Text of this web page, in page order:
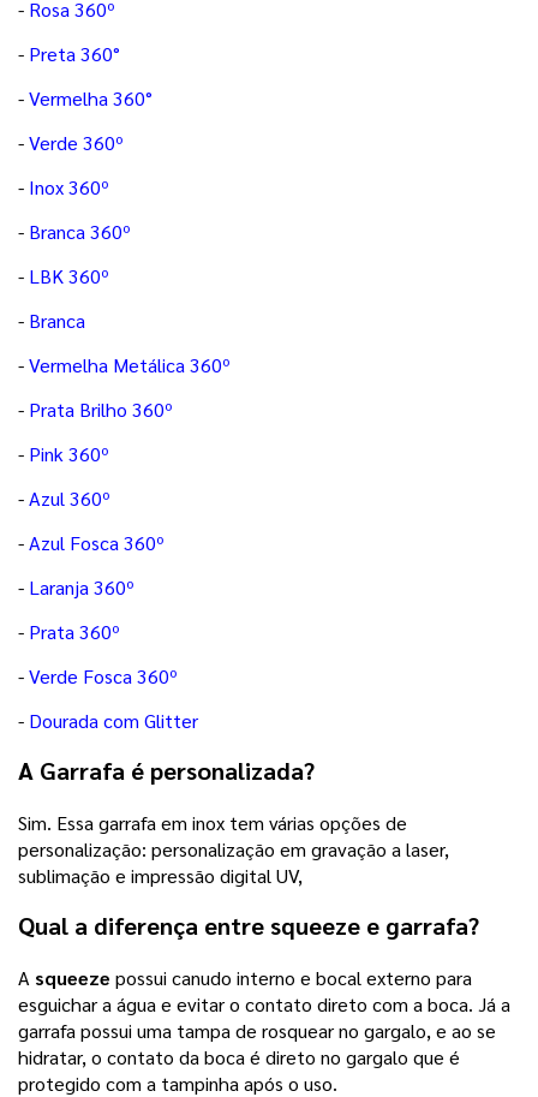
- Rosa 360º
- Preta 360°
-Vermelha 360°
-Verde 360º
- Inox 360º
- Branca 360º
- LBK 360º
- Branca
-Vermelha Metálica 360º
- Prata Brilho 360º
- Pink 360º
-Azul 360º
-Azul Fosca 360º
- Laranja 360º
- Prata 360º
-Verde Fosca 360º
- Dourada com Glitter
A Garrafa é personalizada?
Sim. Essa garrafa em inox tem várias opções de
personalização: personalização em gravação a laser,
sublimação e impressão digital UV,
Qual a diferença entre squeeze e garrafa?
A squeeze possui canudo interno e bocal externo para
esguichar a água e evitar o contato direto com a boca. Já a
garrafa possui uma tampa de rosquear no gargalo, e ao se
hidratar, o contato da boca é direto no gargalo que é
protegido com a tampinha após o uso.